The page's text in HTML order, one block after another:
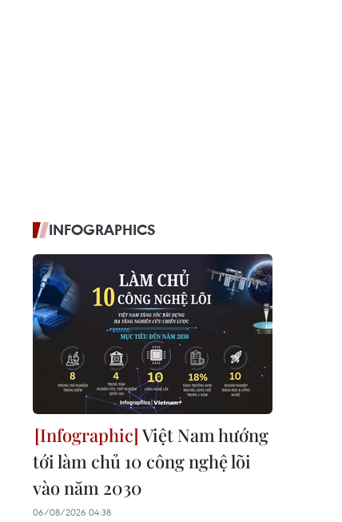
INFOGRAPHICS
Việt Nam hướng
tới làm chủ 10 công nghệ lõi
vào năm 2030
06/08/2026 04:38